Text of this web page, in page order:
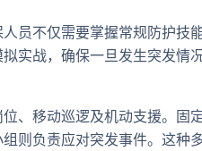
员不仅需要掌握常规防护技
实战，确保一旦发生突发情
、移动巡逻及机动支援。固
则负责应对突发事件。这种